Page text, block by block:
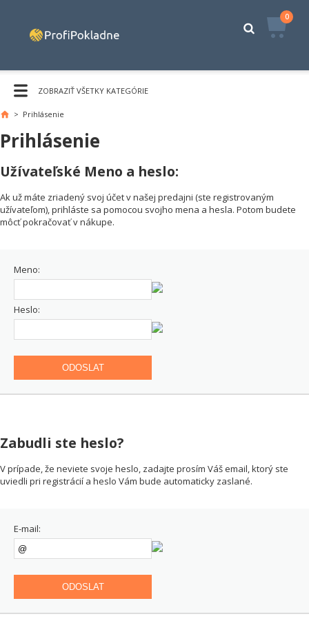
0
ZOBRAZIŤ VŠETKY KATEGÓRIE
> Prihlásenie
Prihlásenie
Užívateľské Meno a heslo:
Ak už máte zriadený svoj účet v našej predajni (ste registrovaným
užívateľom), prihláste sa pomocou svojho mena a hesla. Potom budete
môcť pokračovať v nákupe.
Meno:
Heslo:
ODOSLAT
Zabudli ste heslo?
V prípade, že neviete svoje heslo, zadajte prosím Váš email, ktorý ste
uviedli pri registrácií a heslo Vám bude automaticky zaslané.
E-mail:
ODOSLAT